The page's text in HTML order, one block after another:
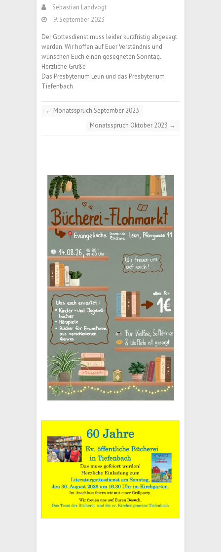
Sebastian Landvogt
9. September 2023
Der Gottesdienst muss leider kurzfristig abgesagt
werden. Wir hoffen auf Euer Verständnis und
wünschen Euch einen gesegneten Sonntag.
Herzliche Grüße
Das Presbyterium Leun und das Presbyterium
Tiefenbach
← Monatsspruch September 2023
Monatsspruch Oktober 2023 →